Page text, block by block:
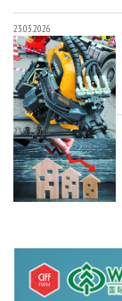
23.03.2026
23.03.2026